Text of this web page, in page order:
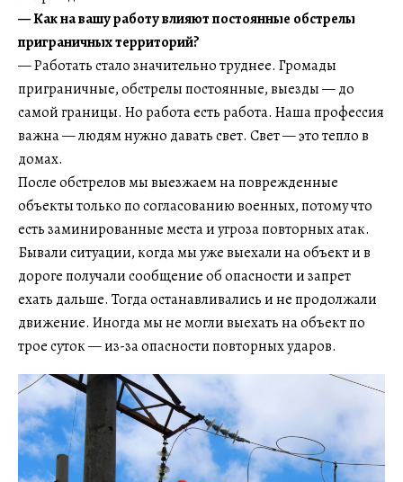
— Как на вашу работу влияют постоянные обстрелы
приграничных территорий?
— Работать стало значительно труднее. Громады
приграничные, обстрелы постоянные, выезды — до
самой границы. Но работа есть работа. Наша профессия
важна — людям нужно давать свет. Свет — это тепло в
домах.
После обстрелов мы выезжаем на поврежденные
объекты только по согласованию военных, потому что
есть заминированные места и угроза повторных атак.
Бывали ситуации, когда мы уже выехали на объект и в
дороге получали сообщение об опасности и запрет
ехать дальше. Тогда останавливались и не продолжали
движение. Иногда мы не могли выехать на объект по
трое суток — из-за опасности повторных ударов.